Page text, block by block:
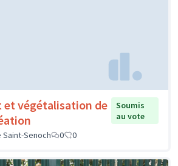
et végétalisation de
Soumis
au vote
Senoch
0 0